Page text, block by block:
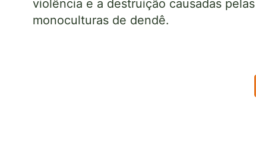
violência e a destruição causadas pelas
monoculturas de dendê.